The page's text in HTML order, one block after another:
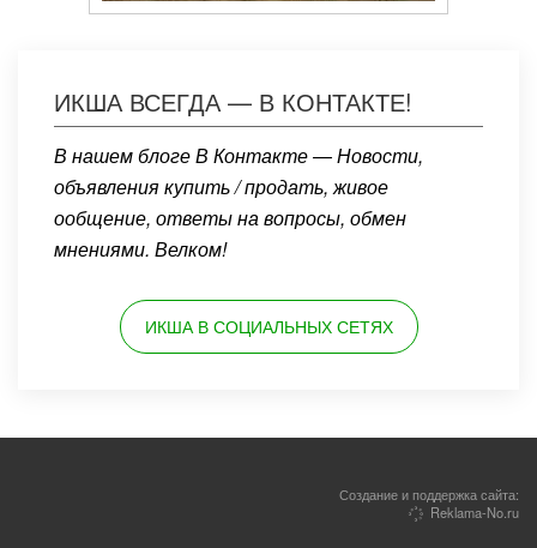
ИКША ВСЕГДА — В КОНТАКТЕ!
В нашем блоге В Контакте — Новости,
объявления купить / продать, живое
ообщение, ответы на вопросы, обмен
мнениями. Велком!
ИКША В СОЦИАЛЬНЫХ СЕТЯХ
Создание и поддержка сайта:
Reklama-No.ru